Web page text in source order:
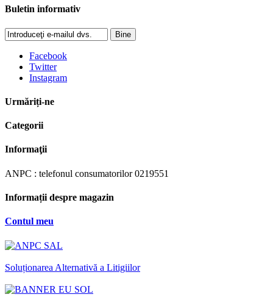
Buletin informativ
Bine
Facebook
Twitter
Instagram
Urmăriți-ne
Categorii
Informaţii
ANPC : telefonul consumatorilor 0219551
Informații despre magazin
Contul meu
Soluționarea Alternativă a Litigiilor